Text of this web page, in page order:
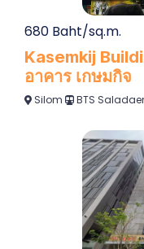
680 Baht/sq.m.
Kasemkij
อาคาร เกษมกิจ
Silom BTS